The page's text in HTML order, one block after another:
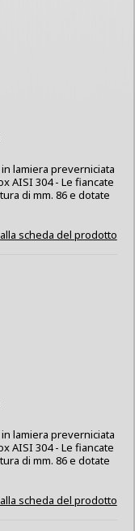
lamiera preverniciata
AISI 304 - Le fiancate
di mm. 86 e dotate
scheda del prodotto
lamiera preverniciata
AISI 304 - Le fiancate
di mm. 86 e dotate
scheda del prodotto